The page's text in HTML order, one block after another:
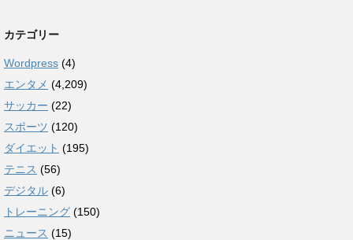
カテゴリー
Wordpress (4)
エンタメ (4,209)
サッカー (22)
スポーツ (120)
ダイエット (195)
テニス (56)
デジタル (6)
トレーニング (150)
ニュース (15)